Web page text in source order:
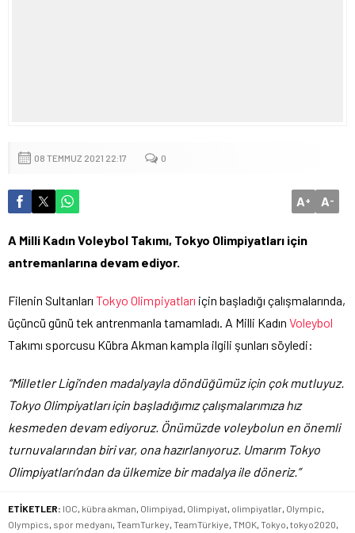
08 TEMMUZ 2021 22:17 0
A+ A-
A Milli Kadın Voleybol Takımı, Tokyo Olimpiyatları için
antremanlarına devam ediyor.
Filenin Sultanları Tokyo Olimpiyatları için başladığı çalışmalarında,
üçüncü günü tek antrenmanla tamamladı. A Milli Kadın Voleybol
Takımı sporcusu Kübra Akman kampla ilgili şunları söyledi:
“Milletler Ligi’nden madalyayla döndüğümüz için çok mutluyuz.
Tokyo Olimpiyatları için başladığımız çalışmalarımıza hız
kesmeden devam ediyoruz. Önümüzde voleybolun en önemli
turnuvalarından biri var, ona hazırlanıyoruz. Umarım Tokyo
Olimpiyatları’ndan da ülkemize bir madalya ile döneriz.”
ETİKETLER: IOC kübra akman Olimpiyad Olimpiyat olimpiyatlar Olympic
Olympics spor medyanı TeamTurkey TeamTürkiye TMOK Tokyo tokyo2020